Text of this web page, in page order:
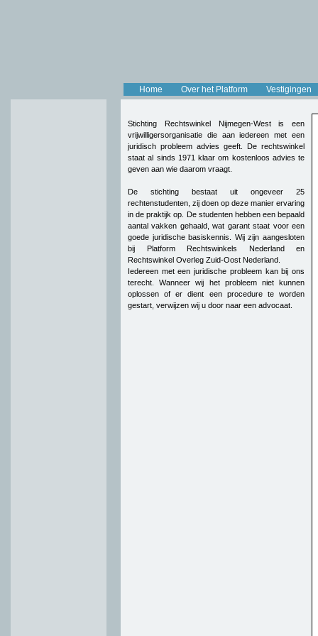
Home Over het Platform Vestigingen
Stichting Rechtswinkel Nijmegen-West is een
vrijwilligersorganisatie die aan iedereen met een
juridisch probleem advies geeft. De rechtswinkel
staat al sinds 1971 klaar om kostenloos advies te
geven aan wie daarom vraagt.
De stichting bestaat uit ongeveer 25
rechtenstudenten, zij doen op deze manier ervaring
in de praktijk op. De studenten hebben een bepaald
aantal vakken gehaald, wat garant staat voor een
goede juridische basiskennis. Wij zijn aangesloten
bij Platform Rechtswinkels Nederland en
Rechtswinkel Overleg Zuid-Oost Nederland.
Iedereen met een juridische probleem kan bij ons
terecht. Wanneer wij het probleem niet kunnen
oplossen of er dient een procedure te worden
gestart, verwijzen wij u door naar een advocaat.